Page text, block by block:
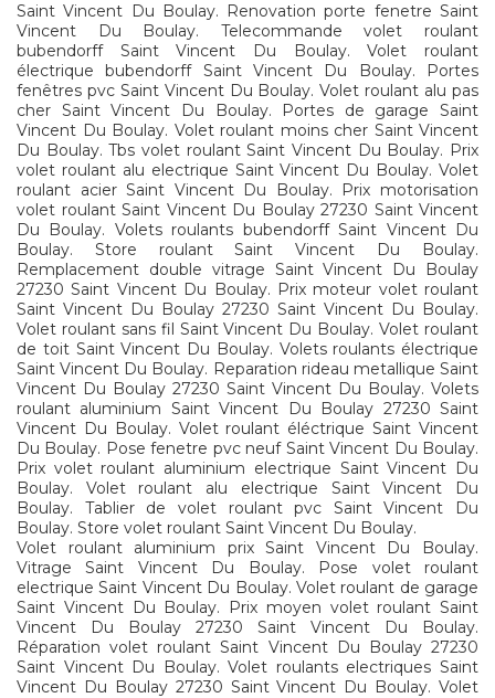
Saint Vincent Du Boulay. Renovation porte fenetre Saint
Vincent Du Boulay. Telecommande volet roulant
bubendorff Saint Vincent Du Boulay. Volet roulant
électrique bubendorff Saint Vincent Du Boulay. Portes
fenêtres pvc Saint Vincent Du Boulay. Volet roulant alu pas
cher Saint Vincent Du Boulay. Portes de garage Saint
Vincent Du Boulay. Volet roulant moins cher Saint Vincent
Du Boulay. Tbs volet roulant Saint Vincent Du Boulay. Prix
volet roulant alu electrique Saint Vincent Du Boulay. Volet
roulant acier Saint Vincent Du Boulay. Prix motorisation
volet roulant Saint Vincent Du Boulay 27230 Saint Vincent
Du Boulay. Volets roulants bubendorff Saint Vincent Du
Boulay. Store roulant Saint Vincent Du Boulay.
Remplacement double vitrage Saint Vincent Du Boulay
27230 Saint Vincent Du Boulay. Prix moteur volet roulant
Saint Vincent Du Boulay 27230 Saint Vincent Du Boulay.
Volet roulant sans fil Saint Vincent Du Boulay. Volet roulant
de toit Saint Vincent Du Boulay. Volets roulants électrique
Saint Vincent Du Boulay. Reparation rideau metallique Saint
Vincent Du Boulay 27230 Saint Vincent Du Boulay. Volets
roulant aluminium Saint Vincent Du Boulay 27230 Saint
Vincent Du Boulay. Volet roulant éléctrique Saint Vincent
Du Boulay. Pose fenetre pvc neuf Saint Vincent Du Boulay.
Prix volet roulant aluminium electrique Saint Vincent Du
Boulay. Volet roulant alu electrique Saint Vincent Du
Boulay. Tablier de volet roulant pvc Saint Vincent Du
Boulay. Store volet roulant Saint Vincent Du Boulay.
Volet roulant aluminium prix Saint Vincent Du Boulay.
Vitrage Saint Vincent Du Boulay. Pose volet roulant
electrique Saint Vincent Du Boulay. Volet roulant de garage
Saint Vincent Du Boulay. Prix moyen volet roulant Saint
Vincent Du Boulay 27230 Saint Vincent Du Boulay.
Réparation volet roulant Saint Vincent Du Boulay 27230
Saint Vincent Du Boulay. Volet roulants electriques Saint
Vincent Du Boulay 27230 Saint Vincent Du Boulay. Volet